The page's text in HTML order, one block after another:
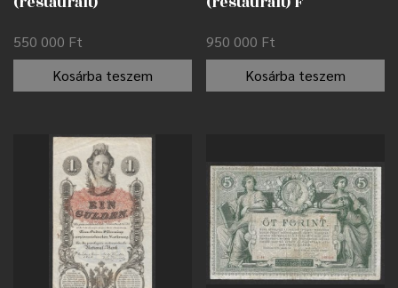
550 000 Ft
Kosárba teszem
950 000 Ft
Kosárba teszem